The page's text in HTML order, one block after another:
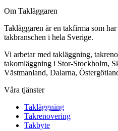
Om Takläggaren
Takläggaren är en takfirma som
takbranschen i hela Sverige.
Vi arbetar med takläggning,
takomläggning i Stor-Stockholm,
Västmanland, Dalarna,
Våra tjänster
Takläggning
Takrenovering
Takbyte